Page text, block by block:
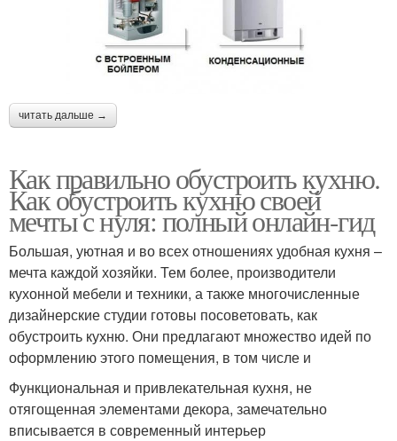
читать дальше →
Как правильно обустроить кухню.
Как обустроить кухню своей
мечты с нуля: полный онлайн-гид
Большая, уютная и во всех отношениях удобная кухня –
мечта каждой хозяйки. Тем более, производители
кухонной мебели и техники, а также многочисленные
дизайнерские студии готовы посоветовать, как
обустроить кухню. Они предлагают множество идей по
оформлению этого помещения, в том числе и
Функциональная и привлекательная кухня, не
отягощенная элементами декора, замечательно
вписывается в современный интерьер